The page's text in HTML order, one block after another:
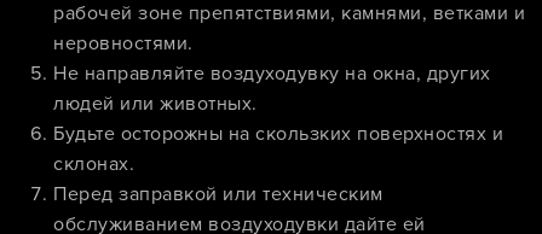
рабочей зоне препятствиями, камнями, ветками и
неровностями.
Не направляйте воздуходувку на окна, других
людей или животных.
Будьте осторожны на скользких поверхностях и
склонах.
Перед заправкой или техническим
обслуживанием воздуходувки дайте ей